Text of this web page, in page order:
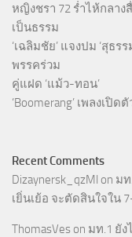
หญิงชรา 72 ร่ำไห้กลาง
เป็นธรรม
‘เฉลิมชัย’ แจงปม ‘สุธ
พรรคร่วม
คู่แฝด ‘แม้ว-ทอน’
‘Boomerang’ เพลงเปิด
Recent Comments
Dizaynersk_qzMl on มท
เยิ่นเย้อ จะตัดสินใจใน
ThomasVes on มท.1 ยัง